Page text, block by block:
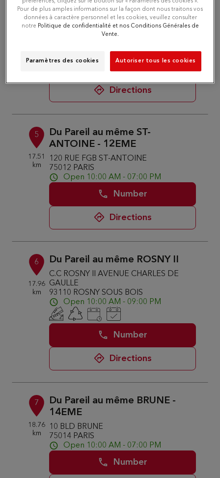
15.63
km
C.C LES ARCADES
93160 NOISY LE GRAND
Open 10:00 AM - 08:00 PM
Directions
5
17.51
km
Du Pareil au même ST-
ANTOINE - 12EME
120 RUE FGB ST-ANTOINE
75012 PARIS
Open 10:00 AM - 07:00 PM
Number
Directions
6
17.96
km
Du Pareil au même ROSNY II
C.C ROSNY II AVENUE CHARLES DE
GAULLE
93110 ROSNY SOUS BOIS
Open 10:00 AM - 09:00 PM
Number
Directions
7
18.76
km
Du Pareil au même BRUNE -
14EME
10 BLD BRUNE
75014 PARIS
Open 10:00 AM - 07:00 PM
Number
préférences, cliquez sur le bouton sur « Paramètres des cookies ».
Pour de plus amples informations sur la façon dont nous traitons vos
données à caractère personnel et les cookies, veuillez consulter
notre Politique de confidentialité et nos Conditions Générales de
Vente.
Paramètres des cookies Autoriser tous les cookies